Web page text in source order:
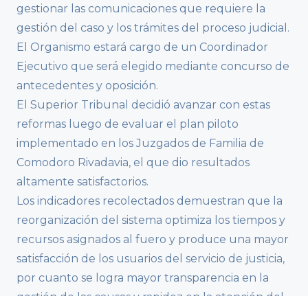
gestionar las comunicaciones que requiere la
gestión del caso y los trámites del proceso judicial.
El Organismo estará cargo de un Coordinador
Ejecutivo que será elegido mediante concurso de
antecedentes y oposición.
El Superior Tribunal decidió avanzar con estas
reformas luego de evaluar el plan piloto
implementado en los Juzgados de Familia de
Comodoro Rivadavia, el que dio resultados
altamente satisfactorios.
Los indicadores recolectados demuestran que la
reorganización del sistema optimiza los tiempos y
recursos asignados al fuero y produce una mayor
satisfacción de los usuarios del servicio de justicia,
por cuanto se logra mayor transparencia en la